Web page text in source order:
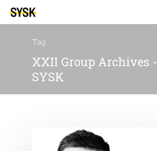
Tag
XXII Group Archives -
SYSK